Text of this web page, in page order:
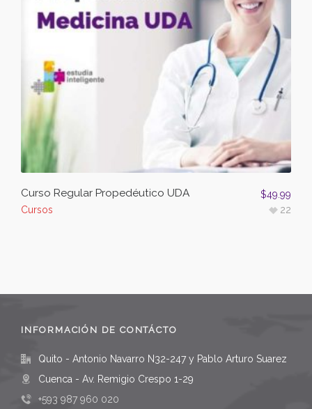
Curso Regular Propedéutico UDA
Cursos
$49.99
22
INFORMACIÓN DE CONTÁCTO
Quito - Antonio Navarro N32-247 y Pablo Arturo Suarez
Cuenca - Av. Remigio Crespo 1-29
+593 987 960 020